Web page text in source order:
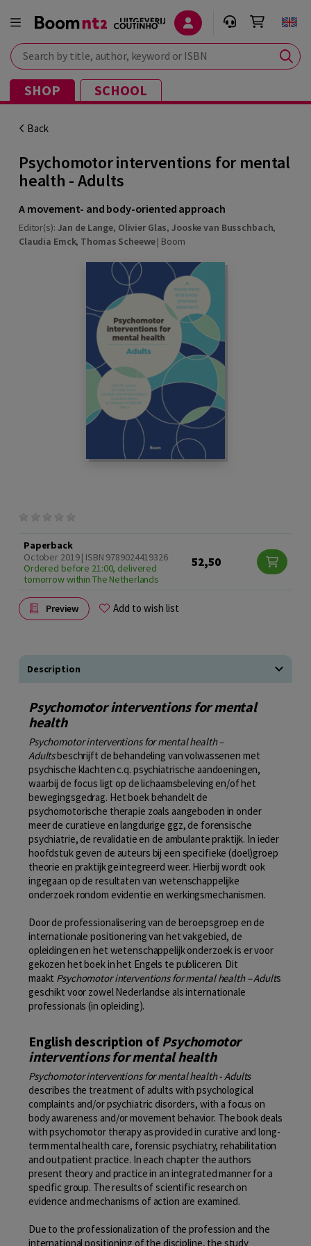
Search by title, author, keyword or ISBN
SHOP SCHOOL
Back
Psychomotor interventions for mental
health - Adults
A movement- and body-oriented approach
Editor(s): Jan de Lange, Olivier Glas,Jooske van Busschbach,
Claudia Emck, Thomas Scheewe| Boom
Paperback
October 2019 | ISBN 9789024419326
Ordered before 21:00, delivered
tomorrow within The Netherlands
52,50
Preview Add to wish list
Description
Psychomotor interventions for mental
health
Psychomotor interventions for mental health –
Adultsbeschrijft de behandeling van volwassenen met
psychische klachten c.q. psychiatrische aandoeningen,
waarbij de focus ligt op de lichaamsbeleving en/of het
bewegingsgedrag. Het boek behandelt de
psychomotorische therapie zoals aangeboden in onder
meer de curatieve en langdurige ggz, de forensische
psychiatrie, de revalidatie en de ambulante praktijk. In ieder
hoofdstuk geven de auteurs bij een specifieke (doel)groep
theorie en praktijk geïntegreerd weer. Hierbij wordt ook
ingegaan op de resultaten van wetenschappelijke
onderzoek rondom evidentie en werkingsmechanismen.
Door de professionalisering van de beroepsgroep en de
internationale positionering van het vakgebied, de
opleidingen en het wetenschappelijk onderzoek is er voor
gekozen het boek in het Engels te publiceren. Dit
maakt Psychomotor interventions for mental health – Adults
geschikt voor zowel Nederlandse als internationale
professionals (in opleiding).
English description of Psychomotor
interventions for mental health
Psychomotor interventions for mental health - Adults
describes the treatment of adults with psychological
complaints and/or psychiatric disorders, with a focus on
body awareness and/or movement behavior. The book deals
with psychomotor therapy as provided in curative and long-
term mental health care, forensic psychiatry, rehabilitation
and outpatient practice. In each chapter the authors
present theory and practice in an integrated manner for a
specific group. The results of scientific research on
evidence and mechanisms of action are examined.
Due to the professionalization of the profession and the
international positioning of the discipline, the study